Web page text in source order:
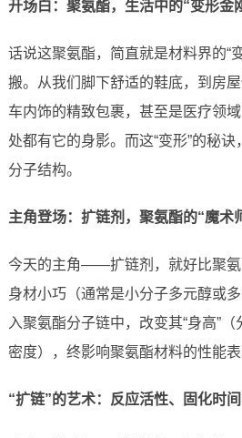
开场白：聚氨酯，生活中的“变形金
话说这聚氨酯，简直就是材料界的“
搬。从我们脚下舒适的鞋底，到房
车内饰的精致包裹，甚至是医疗领
处都有它的身影。而这“变形”的秘
分子结构。
主角登场：扩链剂，聚氨酯的“魔术
今天的主角——扩链剂，就好比聚氨
身材小巧（通常是小分子多元醇或
入聚氨酯分子链中，改变其“身高”（
密度），终影响聚氨酯材料的性能表
“扩链”的艺术：反应活性、固化时